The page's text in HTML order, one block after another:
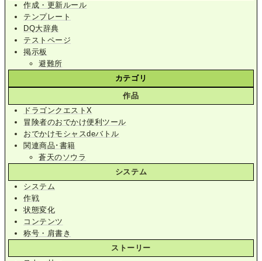
作成・更新ルール
テンプレート
DQ大辞典
テストページ
掲示板
避難所
カテゴリ
作品
ドラゴンクエストX
冒険者のおでかけ便利ツール
おでかけモシャスdeバトル
関連商品･書籍
蒼天のソウラ
システム
システム
作戦
状態変化
コンテンツ
称号・肩書き
ストーリー